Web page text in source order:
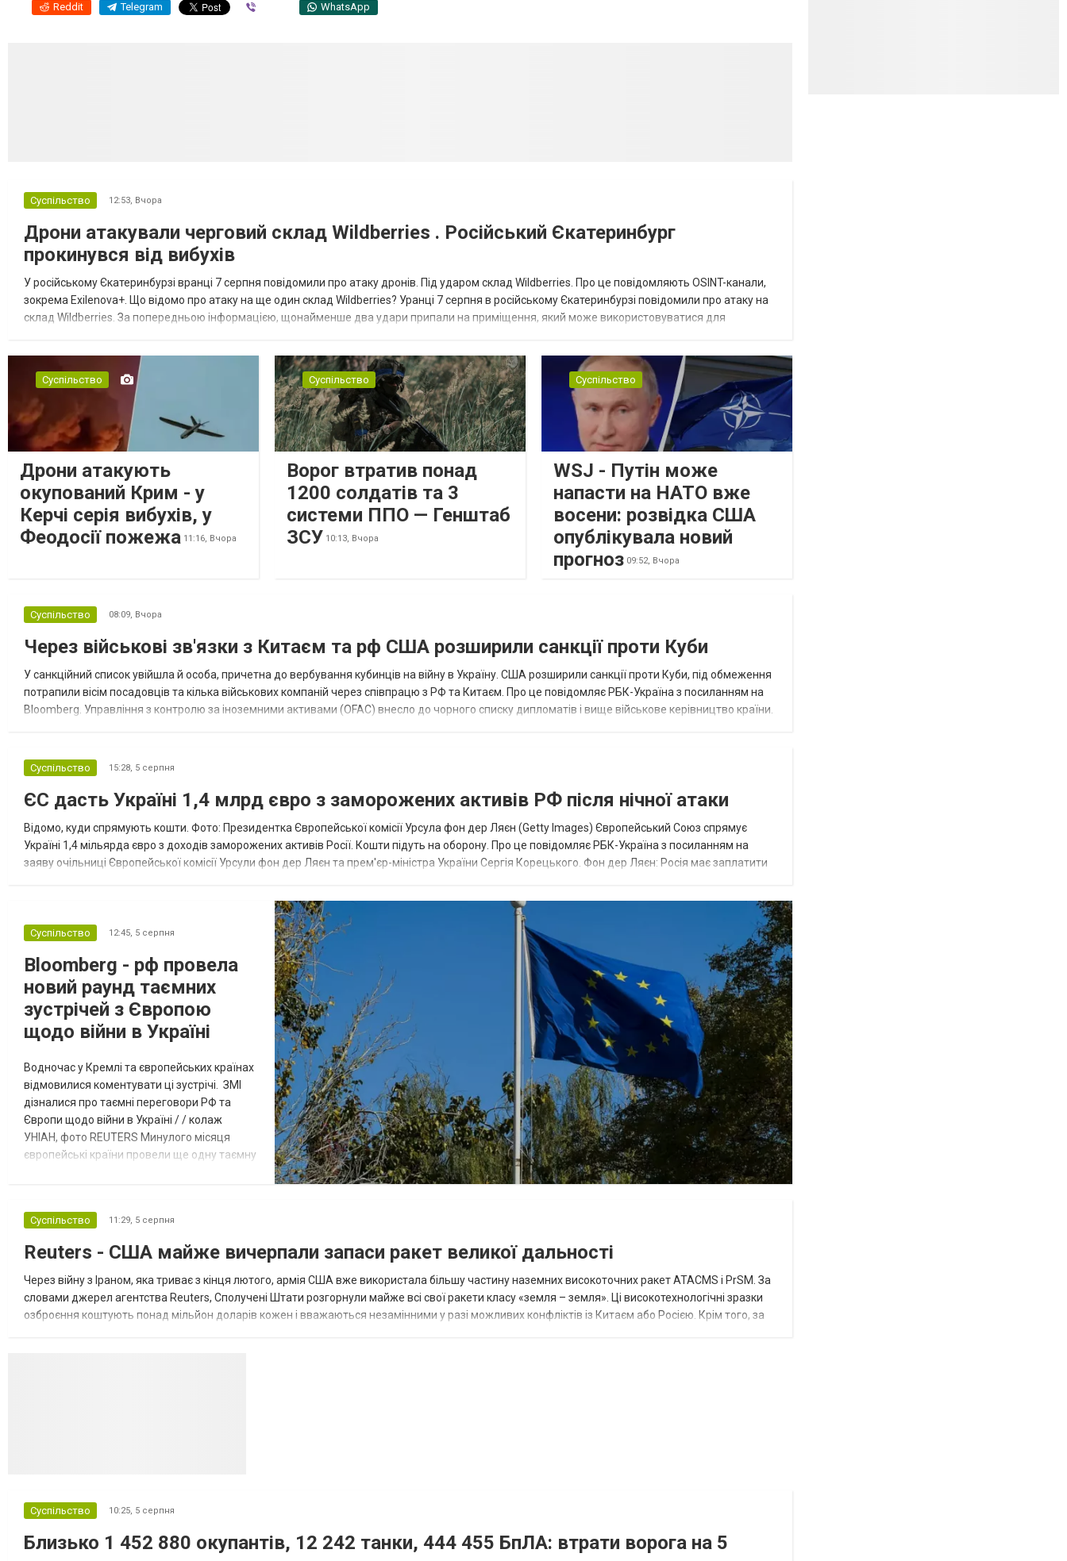
Reddit Telegram WhatsApp
Суспільство 12:53, Вчора
Дрони атакували черговий склад Wildberries . Російський Єкатеринбург
прокинувся від вибухів
У російському Єкатеринбурзі вранці 7 серпня повідомили про атаку дронів. Під ударом склад Wildberries. Про це повідомляють OSINT-канали,
зокрема Exilenova+. Що відомо про атаку на ще один склад Wildberries? Уранці 7 серпня в російському Єкатеринбурзі повідомили про атаку на
склад Wildberries. За попередньою інформацією, щонайменше два удари припали на приміщення, який може використовуватися для
Суспільство
Дрони атакують
окупований Крим - у
Керчі серія вибухів, у
Феодосії пожежа 11:16, Вчора
Суспільство
Ворог втратив понад
1200 солдатів та 3
системи ППО — Генштаб
ЗСУ 10:13, Вчора
Суспільство
WSJ - Путін може
напасти на НАТО вже
восени: розвідка США
опублікувала новий
прогноз 09:52, Вчора
Суспільство 08:09, Вчора
Через військові зв'язки з Китаєм та рф США розширили санкції проти Куби
У санкційний список увійшла й особа, причетна до вербування кубинців на війну в Україну. США розширили санкції проти Куби, під обмеження
потрапили вісім посадовців та кілька військових компаній через співпрацю з РФ та Китаєм. Про це повідомляє РБК-Україна з посиланням на
Bloomberg. Управління з контролю за іноземними активами (OFAC) внесло до чорного списку дипломатів і вище військове керівництво країни.
Суспільство 15:28, 5 серпня
ЄС дасть Україні 1,4 млрд євро з заморожених активів РФ після нічної атаки
Відомо, куди спрямують кошти. Фото: Президентка Європейської комісії Урсула фон дер Ляєн (Getty Images) Європейський Союз спрямує
Україні 1,4 мільярда євро з доходів заморожених активів Росії. Кошти підуть на оборону. Про це повідомляє РБК-Україна з посиланням на
заяву очільниці Європейської комісії Урсули фон дер Ляєн та прем'єр-міністра України Сергія Корецького. Фон дер Ляєн: Росія має заплатити
Суспільство 12:45, 5 серпня
Bloomberg - рф провела
новий раунд таємних
зустрічей з Європою
щодо війни в Україні
Водночас у Кремлі та європейських країнах
відмовилися коментувати ці зустрічі. ЗМІ
дізналися про таємні переговори РФ та
Європи щодо війни в Україні / / колаж
УНІАН, фото REUTERS Минулого місяця
європейські країни провели ще одну таємну
зі сторони Європи до цих переговорів
долучилися колишні високопосадовці
Великої Британії, Франції, Німеччини та Р...
Суспільство 11:29, 5 серпня
Reuters - США майже вичерпали запаси ракет великої дальності
Через війну з Іраном, яка триває з кінця лютого, армія США вже використала більшу частину наземних високоточних ракет ATACMS і PrSM. За
словами джерел агентства Reuters, Сполучені Штати розгорнули майже всі свої ракети класу «земля – земля». Ці високотехнологічні зразки
озброєння коштують понад мільйон доларів кожен і вважаються незамінними у разі можливих конфліктів із Китаєм або Росією. Крім того, за
Суспільство 10:25, 5 серпня
Близько 1 452 880 окупантів, 12 242 танки, 444 455 БпЛА: втрати ворога на 5